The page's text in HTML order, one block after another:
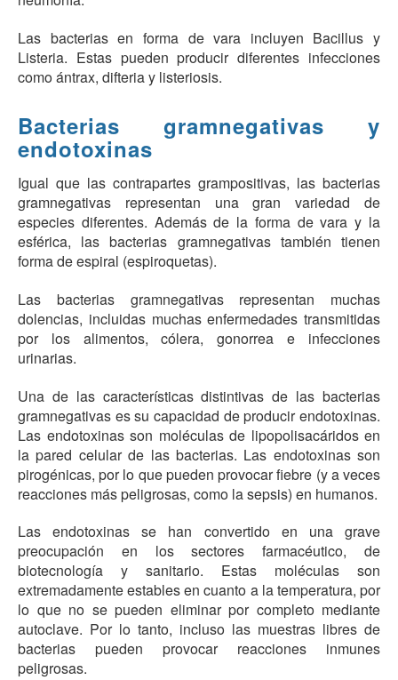
Las bacterias en forma de vara incluyen Bacillus y
Listeria. Estas pueden producir diferentes infecciones
como ántrax, difteria y listeriosis.
Bacterias gramnegativas y
endotoxinas
Igual que las contrapartes grampositivas, las bacterias
gramnegativas representan una gran variedad de
especies diferentes. Además de la forma de vara y la
esférica, las bacterias gramnegativas también tienen
forma de espiral (espiroquetas).
Las bacterias gramnegativas representan muchas
dolencias, incluidas muchas enfermedades transmitidas
por los alimentos, cólera, gonorrea e infecciones
urinarias.
Una de las características distintivas de las bacterias
gramnegativas es su capacidad de producir endotoxinas.
Las endotoxinas son moléculas de lipopolisacáridos en
la pared celular de las bacterias. Las endotoxinas son
pirogénicas, por lo que pueden provocar fiebre (y a veces
reacciones más peligrosas, como la sepsis) en humanos.
Las endotoxinas se han convertido en una grave
preocupación en los sectores farmacéutico, de
biotecnología y sanitario. Estas moléculas son
extremadamente estables en cuanto a la temperatura, por
lo que no se pueden eliminar por completo mediante
autoclave. Por lo tanto, incluso las muestras libres de
bacterias pueden provocar reacciones inmunes
peligrosas.